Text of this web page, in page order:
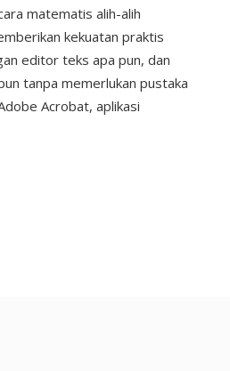
matematis alih-alih
kekuatan praktis
editor teks apa pun, dan
tanpa memerlukan pustaka
Acrobat, aplikasi